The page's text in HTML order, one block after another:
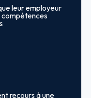
leur employeur
compétences
recours à une